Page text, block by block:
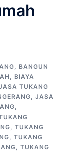
, BANGUN
, BIAYA
TUKANG
, JASA
,
, TUKANG
, TUKANG
, TUKANG